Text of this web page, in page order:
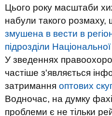
Цього року масштаби
набули такого розмаху,
змушена в вести в
підрозділи Національної
У зведеннях
частіше з'являється
затримання оптових
Водночас, на думку
проблеми є не тільки